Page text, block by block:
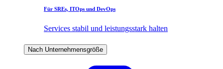
Für SREs, ITOps und DevOps
Services stabil und leistungsstark halten
Nach Unternehmensgröße